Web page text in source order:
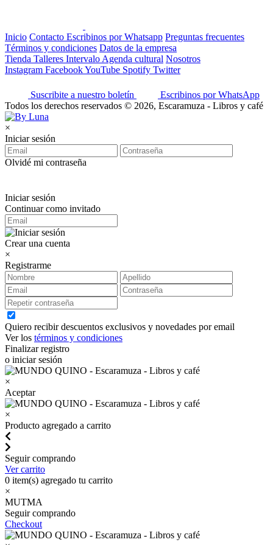
Inicio Contacto Escribinos por Whatsapp Preguntas frecuentes
Términos y condiciones Datos de la empresa
Tienda Talleres Intervalo Agenda cultural Nosotros
Instagram FacebookYouTube Spotify Twitter
Suscribite a nuestro boletín
Escribinos por WhatsApp
Todos los derechos reservados © 2026, Escaramuza - Libros y café
×
Iniciar sesión
Olvidé mi contraseña
Iniciar sesión
Continuar como invitado
Crear una cuenta
×
Registrarme
Quiero recibir descuentos exclusivos y novedades por email
Ver los términos y condiciones
Finalizar registro
o iniciar sesión
×
Aceptar
×
Producto agregado a carrito
Seguir comprando
Ver carrito
0 item(s) agregado tu carrito
×
MUTMA
Seguir comprando
Checkout